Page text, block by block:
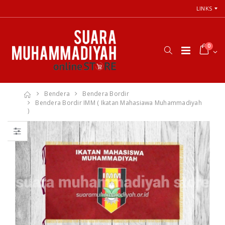
LINKS
0
Bendera
Bendera Bordir
Bendera Bordir IMM ( Ikatan Mahasiawa Muhammadiyah
)
66 Jalan Menuju
Cinta Ilahi
Menemukan
Tuhan dalam
Luka, Cinta, dan
Kehidupan
Sehari-hari
Cara Shalat
Menurut
Putusan Tarjih
Muhammadiyah
Rp. 31.000
Himpunan